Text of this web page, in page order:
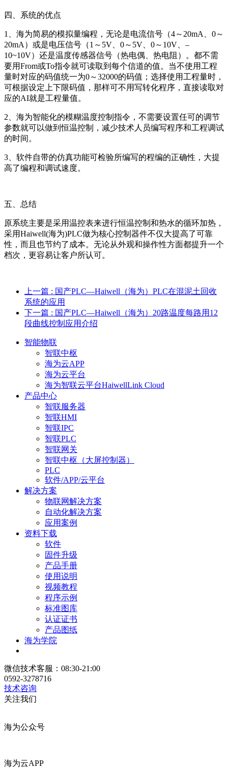
四、系统的优点
1、海为简易的模拟量编程，无论是电流信号（4～20mA、0～
20mA）或是电压信号（1～5V、0～5V、0～10V、–
10~10V）还是温度传感器信号（热电偶、热电阻）。都不需
要用From或To指令就可读取到每个信道的值。当不使用工程
量时对应的码值统一为0～32000的码值；选择使用工程量时，
可根据设定上下限码值，那样可不用写转化程序，直接读取对
应的AI就是工程量值。
2、海为智能化的模糊温度控制指令，不需要设置任可的调节
参数就可以做到恒温控制，减少技术人员编写程序和工程调试
的时间。
3、软件自带的仿真功能可检验所编写的程编的正确性，大提
高了编程和调试速度。
五、总结
原系统主要是采用温控表来进行恒温控制和热水的循环加热，
采用Haiwell(海为)PLC做为核心控制器件不仅大提高了可靠
性，而且也节约了成本。无论从外观和操作性方面都提升一个
档次，更容易让客户所认可。
上一篇 : 国产PLC—Haiwell（海为）PLC在混泥土回收
系统的应用
下一篇 : 国产PLC—Haiwell（海为）20路温度每路用12
段曲线控制应用介绍
智能物联
智联中枢
海为云APP
海为云平台
海为智联云平台HaiwellLink Cloud
产品中心
智联服务器
智联HMI
智联IPC
智联PLC
智联网关
智联中枢（大屏控制器）
PLC
软件/APP/云平台
解决方案
物联网解决方案
自动化解决方案
应用案例
资料下载
软件
固件升级
产品手册
使用说明
视频教程
程序示例
标准图库
认证证书
产品图纸
海为学院
微信技术客服：08:30-21:00
0592-3278716
技术咨询
关注我们
海为公众号
海为云APP